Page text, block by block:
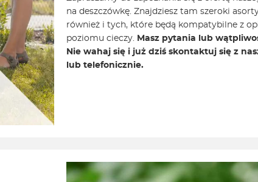
na deszczówkę. Znajdziesz tam szeroki
również i tych, które będą kompatybilne z
poziomu cieczy. Masz pytania lub
Nie wahaj się i już dziś skontaktuj się z
lub telefonicznie.